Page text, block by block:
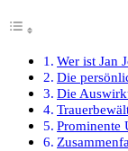
Wer ist Jan
Die
Die
Prominente